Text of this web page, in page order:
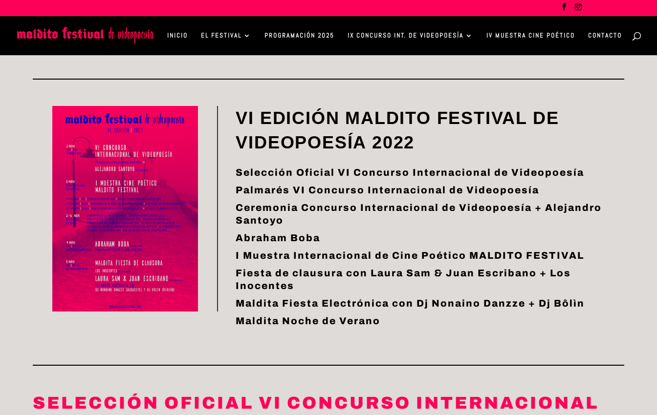
INICIO EL FESTIVAL PROGRAMACIÓN 2025 IX CONCURSO INT. DE VIDEOPOESÍA IV MUESTRA CINE POÉTICO CONTACTO
VI EDICIÓN MALDITO FESTIVAL DE
VIDEOPOESÍA 2022
Selección Oficial VI Concurso Internacional de Videopoesía
Palmarés VI Concurso Internacional de Videopoesía
Ceremonia Concurso Internacional de Videopoesía + Alejandro
Santoyo
Abraham Boba
I Muestra Internacional de Cine Poético MALDITO FESTIVAL
Fiesta de clausura con Laura Sam & Juan Escribano + Los
Inocentes
Maldita Fiesta Electrónica con Dj Nonaino Danzze + Dj Bôlìn
Maldita Noche de Verano
SELECCIÓN OFICIAL VI CONCURSO INTERNACIONAL